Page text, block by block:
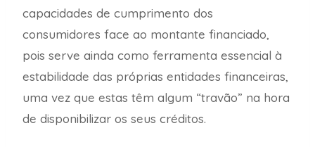
capacidades de cumprimento dos
consumidores face ao montante financiado,
pois serve ainda como ferramenta essencial à
estabilidade das próprias entidades financeiras,
uma vez que estas têm algum “travão” na hora
de disponibilizar os seus créditos.